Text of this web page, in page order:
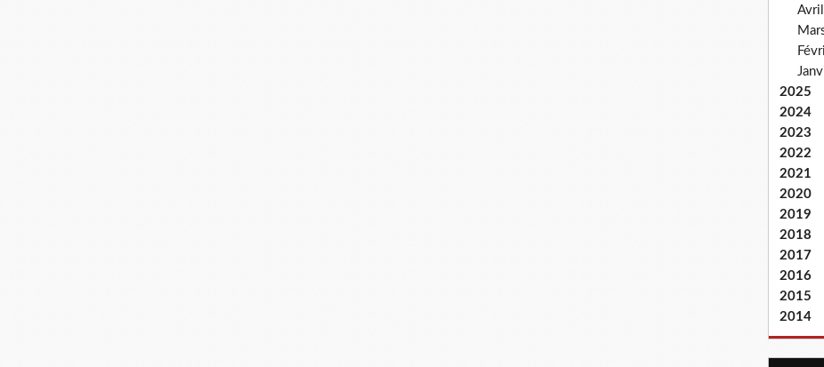
Avril
2025
2024
2023
2022
2021
2020
2019
2018
2017
2016
2015
2014